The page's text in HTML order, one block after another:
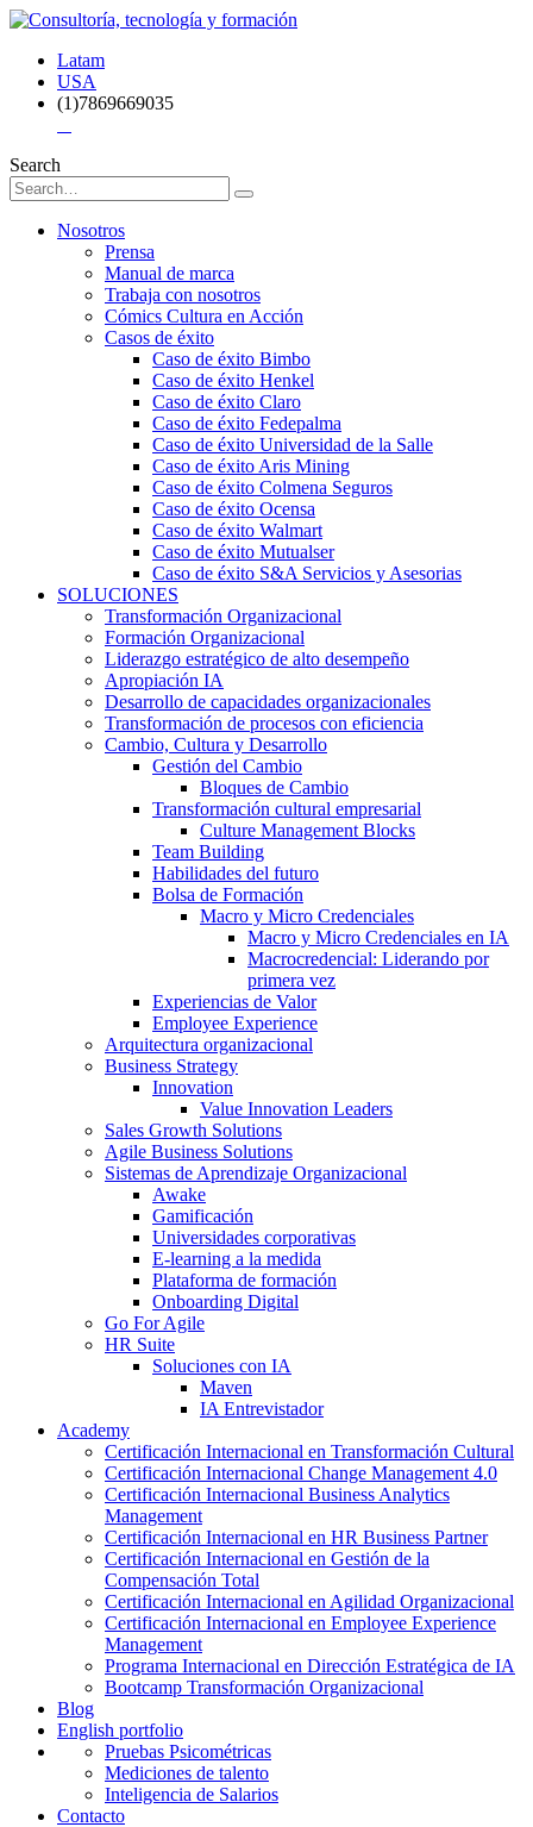
Latam
USA
(1)7869669035
Search
Nosotros
Prensa
Manual de marca
Trabaja con nosotros
Cómics Cultura en Acción
Casos de éxito
Caso de éxito Bimbo
Caso de éxito Henkel
Caso de éxito Claro
Caso de éxito Fedepalma
Caso de éxito Universidad de la Salle
Caso de éxito Aris Mining
Caso de éxito Colmena Seguros
Caso de éxito Ocensa
Caso de éxito Walmart
Caso de éxito Mutualser
Caso de éxito S&A Servicios y Asesorias
SOLUCIONES
Transformación Organizacional
Formación Organizacional
Liderazgo estratégico de alto desempeño
Apropiación IA
Desarrollo de capacidades organizacionales
Transformación de procesos con eficiencia
Cambio, Cultura y Desarrollo
Gestión del Cambio
Bloques de Cambio
Transformación cultural empresarial
Culture Management Blocks
Team Building
Habilidades del futuro
Bolsa de Formación
Macro y Micro Credenciales
Macro y Micro Credenciales en IA
Macrocredencial: Liderando por
primera vez
Experiencias de Valor
Employee Experience
Arquitectura organizacional
Business Strategy
Innovation
Value Innovation Leaders
Sales Growth Solutions
Agile Business Solutions
Sistemas de Aprendizaje Organizacional
Awake
Gamificación
Universidades corporativas
E-learning a la medida
Plataforma de formación
Onboarding Digital
Go For Agile
HR Suite
Soluciones con IA
Maven
IA Entrevistador
Academy
Certificación Internacional en Transformación Cultural
Certificación Internacional Change Management 4.0
Certificación Internacional Business Analytics
Management
Certificación Internacional en HR Business Partner
Certificación Internacional en Gestión de la
Compensación Total
Certificación Internacional en Agilidad Organizacional
Certificación Internacional en Employee Experience
Management
Programa Internacional en Dirección Estratégica de IA
Bootcamp Transformación Organizacional
Blog
English portfolio
Pruebas Psicométricas
Mediciones de talento
Inteligencia de Salarios
Contacto